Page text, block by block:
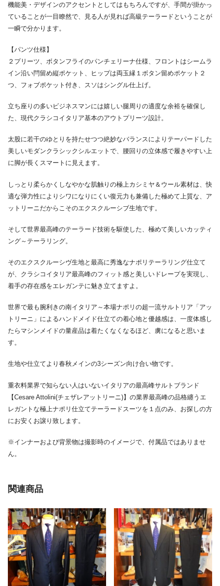
機能美・デザインのアクセントとしてはもちろんですが、手間が掛かっ
ていることが一目瞭然で、見る人が見れば高級テーラードということが
一瞬で分かります。
【パンツ仕様】
２プリーツ、ボタンフライのパンチェリーナ仕様、フロントはシームラ
イン沿い閂留め縦ポケット、ヒップは両玉縁１ボタン留めポケット２
つ、フォブポケット付き、スソはシングル仕上げ。
立ち座りの多いビジネスマンには嬉しい腿周りの適度な余裕を確保し
た、現代クラシコイタリア基本のアウトプリーツ設計。
太股に若干のゆとりを持たせつつ絶妙なバランスによりテーパードした
美しいモダンクラシックシルエットで、腰回りの立体感で履きやすい上
に脚が長くスマートに見えます。
しっとり柔らかくしなやかな肌触りの極上カシミヤ＆ウール素材は、快
適な弾力性によりシワになりにくい復元力も兼備した極めて上質な、ア
ットリーニだからこそのエクスクルーシブ生地です。
そして世界最高峰のテーラード技術を駆使した、極めて美しいカッティ
ング～テーラリング。
そのエクスクルーシヴ生地と最高に秀逸なナポリテーラリング仕立て
が、クラシコイタリア最高峰のフィット感と美しいドレープを実現し、
着手の存在感をエレガンテに魅き立てますよ。
世界で最も腕利きの南イタリア～本場ナポリの超一流サルトリア「アッ
トリーニ」によるハンドメイド仕立ての着心地と優越感は、一度体感し
たらマシンメイドの量産品は着たくなくなるほど、虜になると思いま
す。
生地や仕立てより春秋メインの3シーズン向け合い物です。
重衣料業界で知らない人はいないイタリアの最高峰サルトブランド
【Cesare Attolini(チェザレアットリーニ)】の業界最高峰の品格纏うエ
レガントな極上ナポリ仕立てテーラードスーツを１点のみ、お探しの方
にお安くお譲り致します。
※インナーおよび背景物は撮影時のイメージで、付属品ではありませ
ん。
関連商品